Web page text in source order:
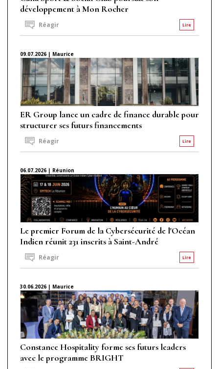
développement à Mon Rocher
Lire
Réagir
09.07.2026 | Maurice
ER Group lance un cadre de finance durable pour
structurer ses futurs financements
Lire
Réagir
06.07.2026 | Réunion
Le premier Forum de la Cybersécurité de l'Océan
Indien réunit 231 inscrits à Saint-André
Lire
Réagir
30.06.2026 | Maurice
Constance Hospitality forme ses futurs leaders
avec le programme BRIGHT